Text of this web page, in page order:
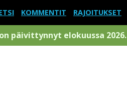
KOMMENTIT RAJOITUKSET
päivittynnyt elokuussa 2026.